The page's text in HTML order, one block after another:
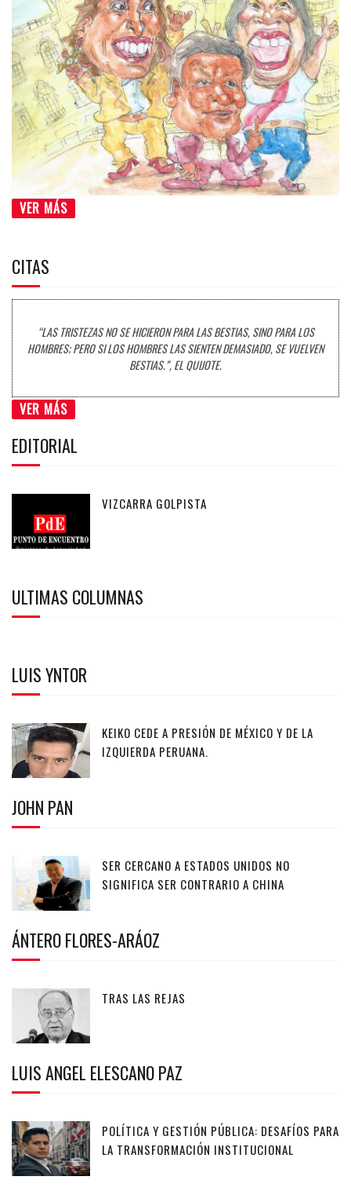
VER MÁS
CITAS
“LAS TRISTEZAS NO SE HICIERON PARA LAS BESTIAS, SINO PARA LOS
HOMBRES; PERO SI LOS HOMBRES LAS SIENTEN DEMASIADO, SE VUELVEN
BESTIAS.”, EL QUIJOTE.
VER MÁS
EDITORIAL
VIZCARRA GOLPISTA
ULTIMAS COLUMNAS
LUIS YNTOR
KEIKO CEDE A PRESIÓN DE MÉXICO Y DE LA
IZQUIERDA PERUANA.
JOHN PAN
SER CERCANO A ESTADOS UNIDOS NO
SIGNIFICA SER CONTRARIO A CHINA
ÁNTERO FLORES-ARÁOZ
TRAS LAS REJAS
LUIS ANGEL ELESCANO PAZ
POLÍTICA Y GESTIÓN PÚBLICA: DESAFÍOS PARA
LA TRANSFORMACIÓN INSTITUCIONAL